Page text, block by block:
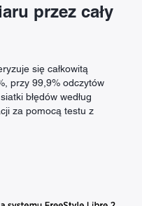
przez cały
się całkowitą
przy 99,9% odczytów
błędów według
za pomocą testu z